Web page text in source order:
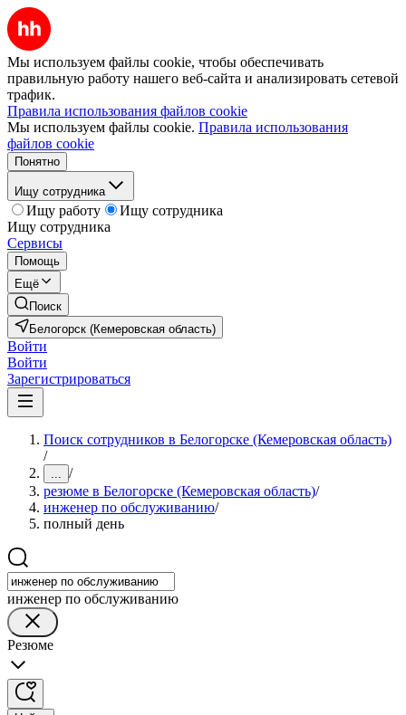
Мы используем файлы cookie, чтобы обеспечивать
правильную работу нашего веб-сайта и анализировать сетевой
трафик.
Правила использования файлов cookie
Мы используем файлы cookie. Правила использования
файлов cookie
Понятно
Ищу сотрудника
Ищу работу
Ищу сотрудника
Ищу сотрудника
Сервисы
Помощь
Ещё
Поиск
Белогорск (Кемеровская область)
Войти
Войти
Зарегистрироваться
Поиск сотрудников в Белогорске (Кемеровская область)
/
... /
резюме в Белогорске (Кемеровская область)/
инженер по обслуживанию/
полный день
инженер по обслуживанию
Резюме